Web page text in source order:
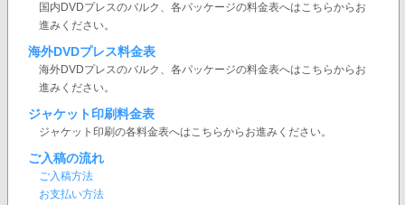
国内DVDプレスのバルク、各パッケージの料金表へはこちらからお
進みください。
海外DVDプレス料金表
海外DVDプレスのバルク、各パッケージの料金表へはこちらからお
進みください。
ジャケット印刷料金表
ジャケット印刷の各料金表へはこちらからお進みください。
ご入稿の流れ
ご入稿方法
お支払い方法